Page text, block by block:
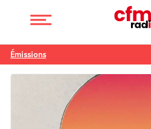
Émissions